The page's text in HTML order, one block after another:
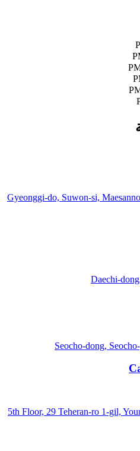
Gyeonggi-do, Suwon-si,
5th Floor, 29 Teheran-ro 1-gil,